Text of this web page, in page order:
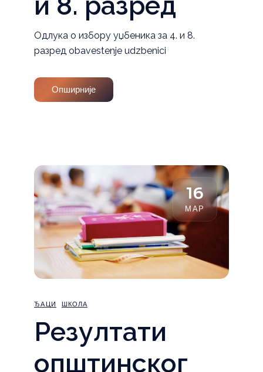
Одлука о избору уџбеника за 4. и 8.
разред obavestenje udzbenici
Опширније
16
МАР
ЂАЦИ ШКОЛА
Резултати
општинског